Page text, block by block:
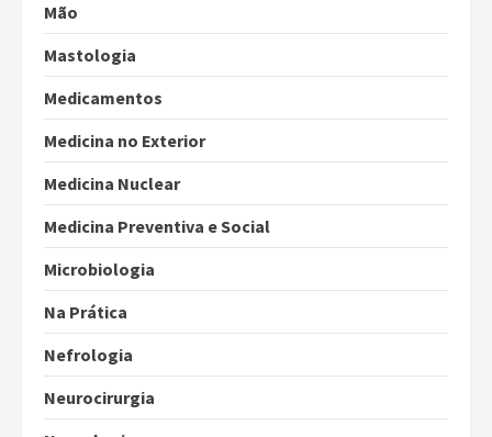
Mão
Mastologia
Medicamentos
Medicina no Exterior
Medicina Nuclear
Medicina Preventiva e Social
Microbiologia
Na Prática
Nefrologia
Neurocirurgia